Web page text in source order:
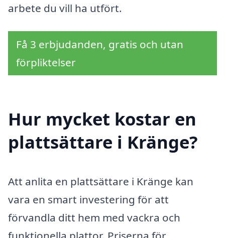
arbete du vill ha utfört.
Få 3 erbjudanden, gratis och utan
förpliktelser
Hur mycket kostar en
plattsättare i Kränge?
Att anlita en plattsättare i Kränge kan
vara en smart investering för att
förvandla ditt hem med vackra och